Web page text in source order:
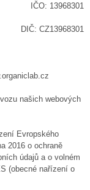
IČO: 13968301
DIČ: CZ13968301
našich webových
Evropského
2016 o ochraně
údajů a o volném
(obecné nařízení o